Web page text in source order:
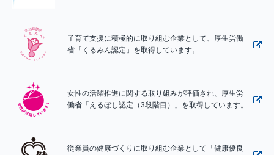
子育て支援に積極的に取り組む企業として、厚生労働
省「くるみん認定」を取得しています。
女性の活躍推進に関する取り組みが評価され、厚生労
働省「えるぼし認定（3段階目）」を取得しています。
従業員の健康づくりに取り組む企業として「健康優良